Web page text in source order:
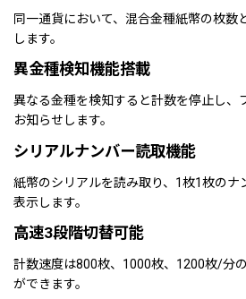
同一通貨において、混合金種紙幣の枚数
します。
異金種検知機能搭載
異なる金種を検知すると計数を停止し、
お知らせします。
シリアルナンバー読取機能
紙幣のシリアルを読み取り、1枚1枚のナ
表示します。
高速3段階切替可能
計数速度は800枚、1000枚、1200枚/分
ができます。